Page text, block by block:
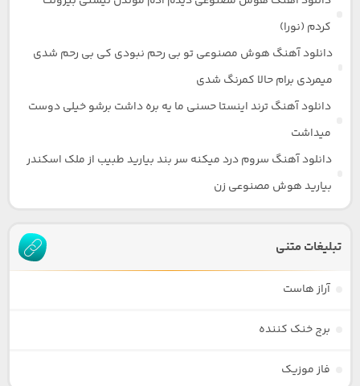
کردم (نورا)
دانلود آهنگ هوش مصنوعی تو بی رحم نبودی کی بی رحم شدی
میمردی برام حالا کمرنگ شدی
دانلود آهنگ ترند اینستا حسنی ما یه بره داشت برشو خیلی دوست
میداشت
دانلود آهنگ سروم درد میکنه سر بند بیارید طبیب از ملک اسکندر
بیارید هوش مصنوعی زن
تبلیغات متنی
آراز هاست
برج خنک کننده
فاز موزیک